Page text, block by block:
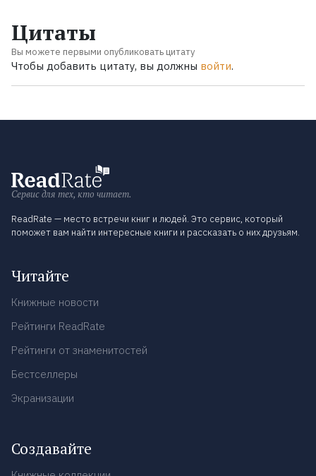
Цитаты
Вы можете первыми опубликовать цитату
Чтобы добавить цитату, вы должны войти.
Сервис для тех, кто читает.
ReadRate — место встречи книг и людей. Это сервис, который
поможет вам найти интересные книги и рассказать о них друзьям.
Читайте
Книжные новости
Рейтинги ReadRate
Рейтинги от знаменитостей
Бестселлеры
Экранизации
Создавайте